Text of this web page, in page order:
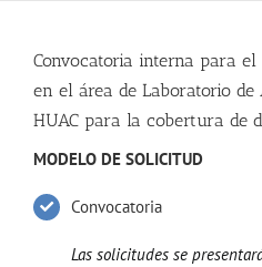
Convocatoria interna para
en el área de Laboratorio de
HUAC para la cobertura de
MODELO DE SOLICITUD
Convocatoria
Las solicitudes se